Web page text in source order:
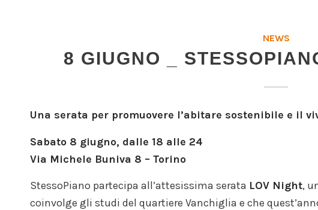
NEWS
8 GIUGNO _
Una serata per promuovere l’abitare sostenibile e il
Sabato 8 giugno, dalle 18 alle 24
Via Michele Buniva 8 – Torino
StessoPiano partecipa all’attesissima serata LOV Night,
coinvolge gli studi del quartiere Vanchiglia e che